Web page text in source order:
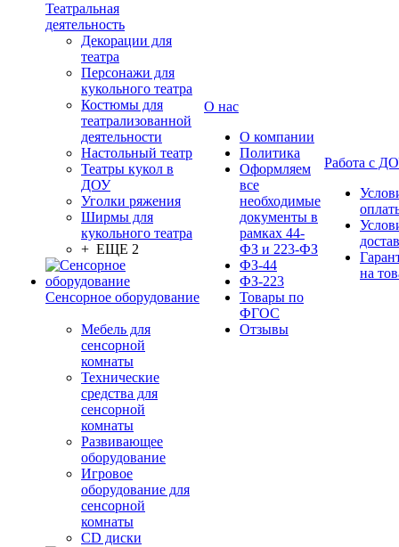
Театральная
деятельность
Декорации для
театра
Персонажи для
кукольного театра
Костюмы для
театрализованной
деятельности
Настольный театр
Театры кукол в
ДОУ
Уголки ряжения
Ширмы для
кукольного театра
+ ЕЩЕ 2
Сенсорное оборудование
Мебель для
сенсорной
комнаты
Технические
средства для
сенсорной
комнаты
Развивающее
оборудование
Игровое
оборудование для
сенсорной
комнаты
CD диски
О нас
О компании
Политика
Оформляем
все
необходимые
документы в
рамках 44-
ФЗ и 223-ФЗ
ФЗ-44
ФЗ-223
Товары по
ФГОС
Отзывы
Работа с
на